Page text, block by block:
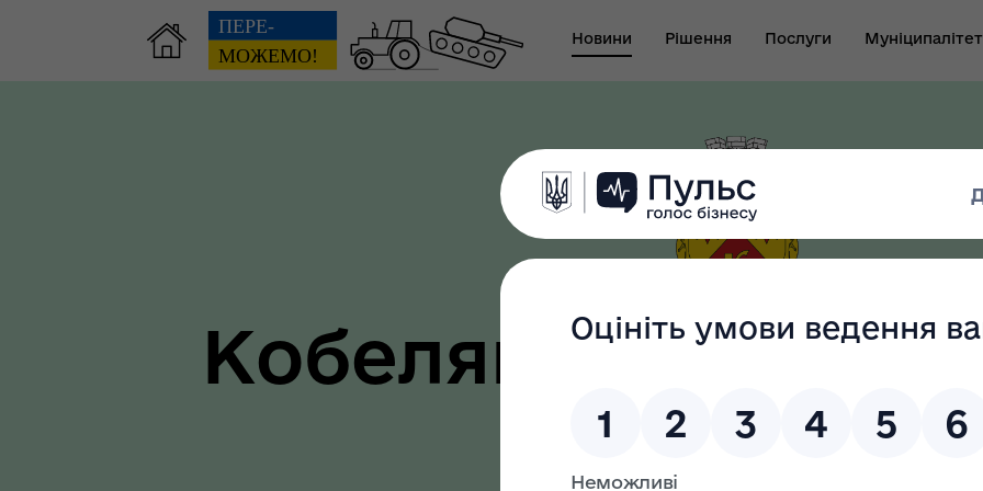
Новини Рішення Послуги Муніципалітет
Звіт виконуючого
повноваження міського
голови-секретаря міської
Безбар"єрність
Кобеляцька
громада